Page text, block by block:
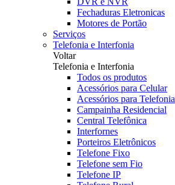
Fechaduras Eletronicas
Motores de Portão
Serviços
Telefonia e Interfonia
Voltar
Telefonia e Interfonia
Todos os produtos
Acessórios para Celular
Acessórios para Telefonia
Campainha Residencial
Central Telefônica
Interfornes
Porteiros Eletrônicos
Telefone Fixo
Telefone sem Fio
Telefone IP